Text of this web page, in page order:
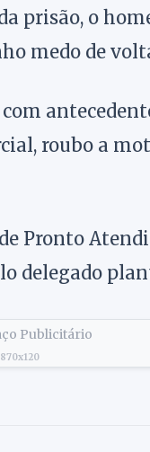
prisão, o
medo de
roubo a
Pronto
delegado
Publicitário
870x120